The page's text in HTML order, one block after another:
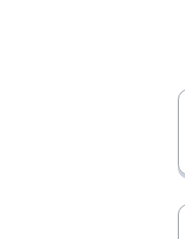
passare il tempo